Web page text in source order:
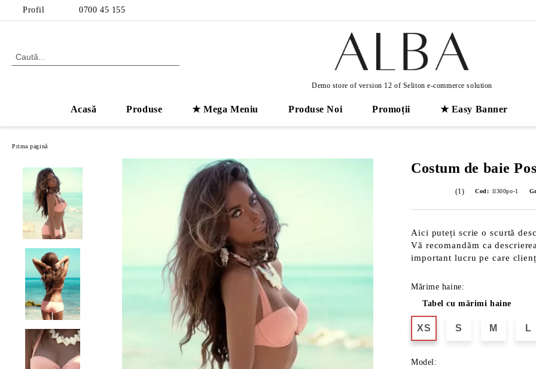
Profil 0700 45 155
Demo store of version 12 of Seliton e-commerce solution
Acasă Produse ★ Mega Meniu Produse Noi Promoții ★ Easy Banner
Prima pagină
Costum de baie
(1) Cod: ll300po-1
Aici puteți scrie o scurtă
Vă recomandăm ca
important lucru pe care
Mărime haine:
Tabel cu mărimi haine
XS S M L
Model: